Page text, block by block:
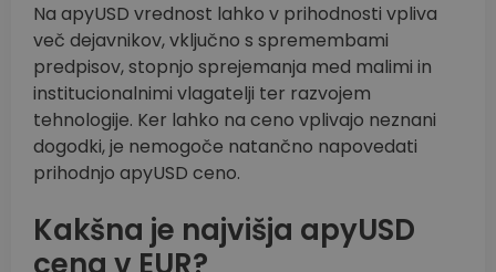
Na apyUSD vrednost lahko v prihodnosti vpliva
več dejavnikov, vključno s spremembami
predpisov, stopnjo sprejemanja med malimi in
institucionalnimi vlagatelji ter razvojem
tehnologije. Ker lahko na ceno vplivajo neznani
dogodki, je nemogoče natančno napovedati
prihodnjo apyUSD ceno.
Kakšna je najvišja apyUSD